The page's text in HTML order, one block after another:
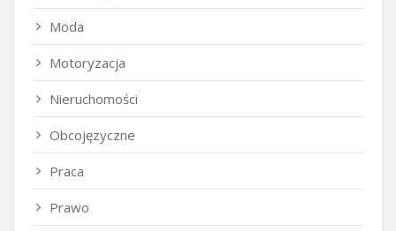
Moda
Motoryzacja
Nieruchomości
Obcojęzyczne
Praca
Prawo